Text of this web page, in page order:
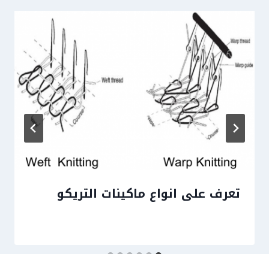
تعرف على انواع ماكينات التريكو